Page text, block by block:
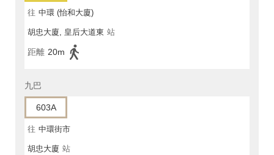
往 中環 (怡和大廈)
胡忠大廈, 皇后大道東 站
距離 20m
九巴
603A
往 中環街市
胡忠大廈 站